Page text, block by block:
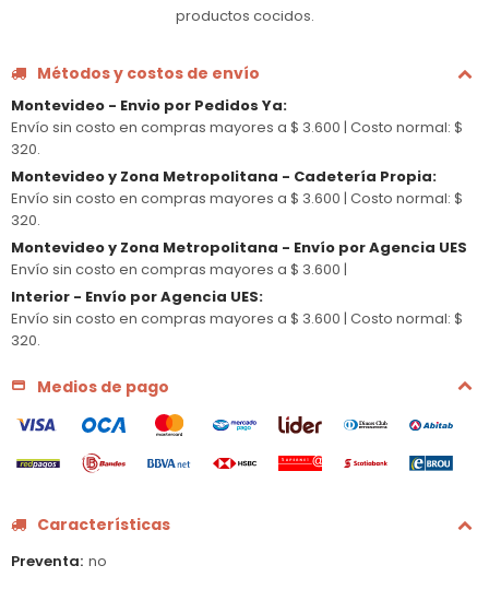
productos cocidos.
Métodos y costos de envío
Montevideo - Envio por Pedidos Ya:
Envío sin costo en compras mayores a $ 3.600 | Costo normal: $
320.
Montevideo y Zona Metropolitana - Cadetería Propia:
Envío sin costo en compras mayores a $ 3.600 | Costo normal: $
320.
Montevideo y Zona Metropolitana - Envío por Agencia UES
Envío sin costo en compras mayores a $ 3.600 |
Interior - Envío por Agencia UES:
Envío sin costo en compras mayores a $ 3.600 | Costo normal: $
320.
Medios de pago
Características
Preventa no